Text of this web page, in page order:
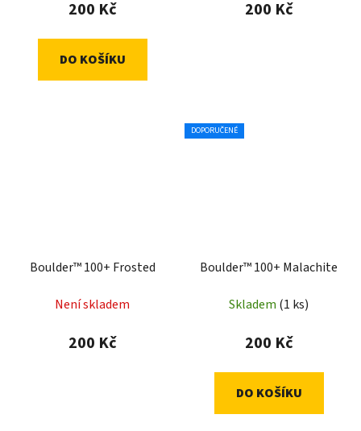
200 Kč
DO KOŠÍKU
200 Kč
Boulder™ 100+ Frosted
Není skladem
200 Kč
DOPORUČENÉ
Boulder™ 100+ Malachite
Skladem (1 ks)
200 Kč
DO KOŠÍKU